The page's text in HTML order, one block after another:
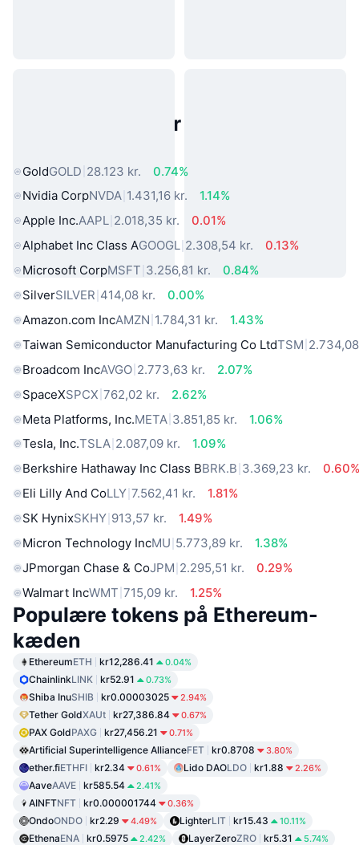
Populære aktiver fra den virkelige
GoldGOLD 28.123 kr.
0.74%
Nvidia CorpNVDA 1.431,16 kr.
1.14%
Apple Inc.AAPL 2.018,35 kr.
0.01%
Alphabet Inc Class AGOOGL 2.308,54 kr.
0.13%
Microsoft CorpMSFT 3.256,81 kr.
0.84%
SilverSILVER 414,08 kr.
0.00%
Amazon.com IncAMZN 1.784,31 kr.
1.43%
Taiwan Semiconductor Manufacturing Co LtdTSM
Broadcom IncAVGO 2.773,63 kr.
2.07%
SpaceXSPCX 762,02 kr.
2.62%
Meta Platforms, Inc.META 3.851,85 kr.
1.06%
Tesla, Inc.TSLA 2.087,09 kr.
1.09%
Berkshire Hathaway Inc Class BBRK.B 3.369,23 kr.
Eli Lilly And CoLLY 7.562,41 kr.
1.81%
SK HynixSKHY 913,57 kr.
1.49%
Micron Technology IncMU 5.773,89 kr.
1.38%
JPmorgan Chase & CoJPM 2.295,51 kr.
0.29%
Walmart IncWMT 715,09 kr. 1.25%
Populære tokens på Ethereum-
kæden
EthereumETH kr12,286.41 0.04%
ChainlinkLINK kr52.91 0.73%
Shiba InuSHIB kr0.00003025 2.94%
Tether GoldXAUt kr27,386.84 0.67%
PAX GoldPAXG kr27,456.21 0.71%
Artificial Superintelligence AllianceFET kr0.8708 3.80%
ether.fiETHFI kr2.34 0.61% Lido DAOLDO kr1.88 2.26%
AaveAAVE kr585.54 2.41%
AINFTNFT kr0.000001744 0.36%
OndoONDO kr2.29 4.49% LighterLIT kr15.43 10.11%
EthenaENA kr0.5975 2.42% LayerZeroZRO kr5.31 5.74%